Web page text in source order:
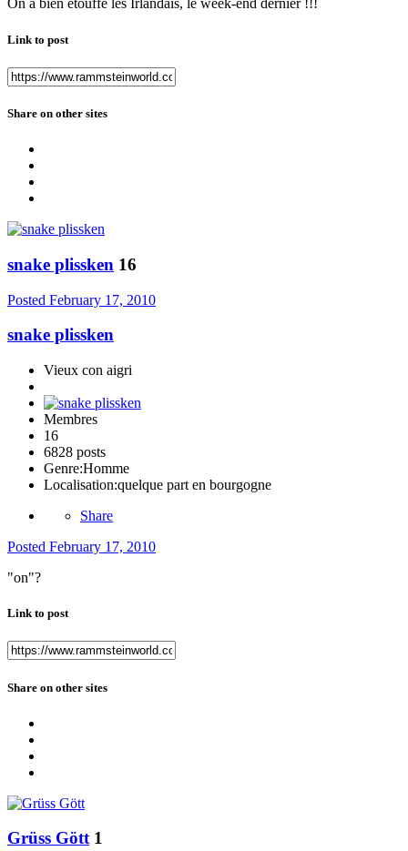
On a bien étouffé les Irlandais, le week-end dernier !!!
Link to post
Share on other sites
snake plissken 16
Posted February 17, 2010
snake plissken
Vieux con aigri
Membres
16
6828 posts
Genre:Homme
Localisation:quelque part en bourgogne
Share
Posted February 17, 2010
"on"?
Link to post
Share on other sites
Grüss Gött 1